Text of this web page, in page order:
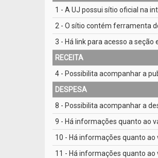
1 - A UJ possui sítio oficial na
2 - O sítio contém ferramenta
3 - Há link para acesso a
RECEITA
4 - Possibilita acompanhar a
DESPESA
8 - Possibilita acompanhar a
9 - Há informações quanto ao
10 - Há informações quanto ao
11 - Há informações quanto